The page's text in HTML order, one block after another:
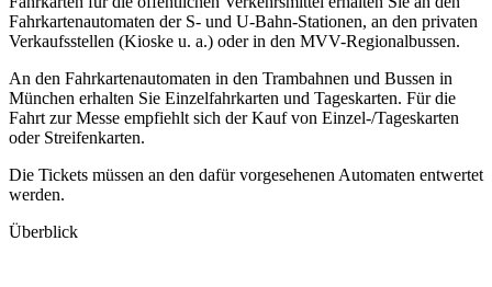
Fahrkartenautomaten der S- und U-Bahn-Stationen, an den privaten
Verkaufsstellen (Kioske u. a.) oder in den MVV-Regionalbussen.
An den Fahrkartenautomaten in den Trambahnen und Bussen in
München erhalten Sie Einzelfahrkarten und Tageskarten. Für die
Fahrt zur Messe empfiehlt sich der Kauf von Einzel-/Tageskarten
oder Streifenkarten.
Die Tickets müssen an den dafür vorgesehenen Automaten entwertet
werden.
Überblick